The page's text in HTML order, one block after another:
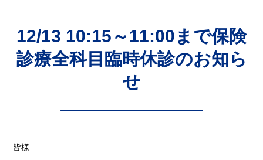
12/13 10:15～11:00まで保険
診療全科目臨時休診のお知ら
せ
皆様